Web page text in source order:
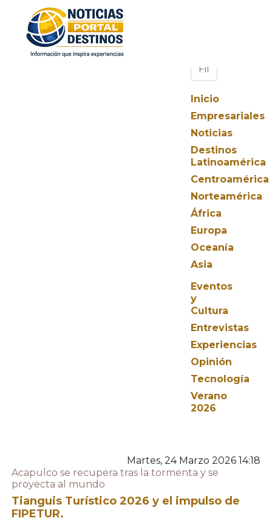
Inicio
Empresariales
Noticias
Destinos
Latinoamérica
Centroamérica
Norteamérica
África
Europa
Oceanía
Asia
Eventos
y
Cultura
Entrevistas
Experiencias
Opinión
Tecnología
Verano
2026
Martes, 24 Marzo 2026 14:18
Acapulco se recupera tras la tormenta y se
proyecta al mundo
Tianguis Turístico 2026 y el impulso de
FIPETUR.